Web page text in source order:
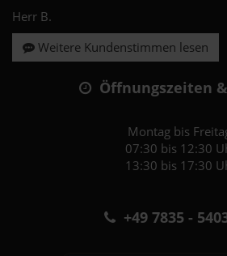
Herr B.
Weitere Kundenstimmen lesen
Öffnungszeiten
Montag bis
07:30 bis 12:30
13:30 bis 17:30
+49 7835 -